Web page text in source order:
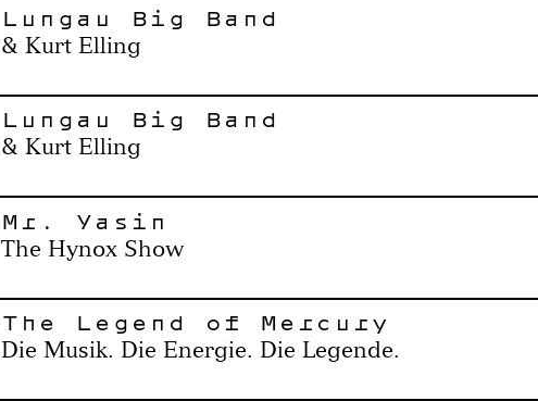
Lungau Big Band
& Kurt Elling
Lungau Big Band
& Kurt Elling
Mr. Yasin
The Hynox Show
The Legend of Mercury
Die Musik. Die Energie. Die Legende.